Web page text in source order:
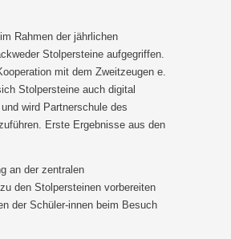
Rahmen der jährlichen
Stolpersteine aufgegriffen.
mit dem Zweitzeugen e.
Stolpersteine auch digital
wird Partnerschule des
Erste Ergebnisse aus den
an der zentralen
den Stolpersteinen vorbereiten
der Schüler-innen beim Besuch